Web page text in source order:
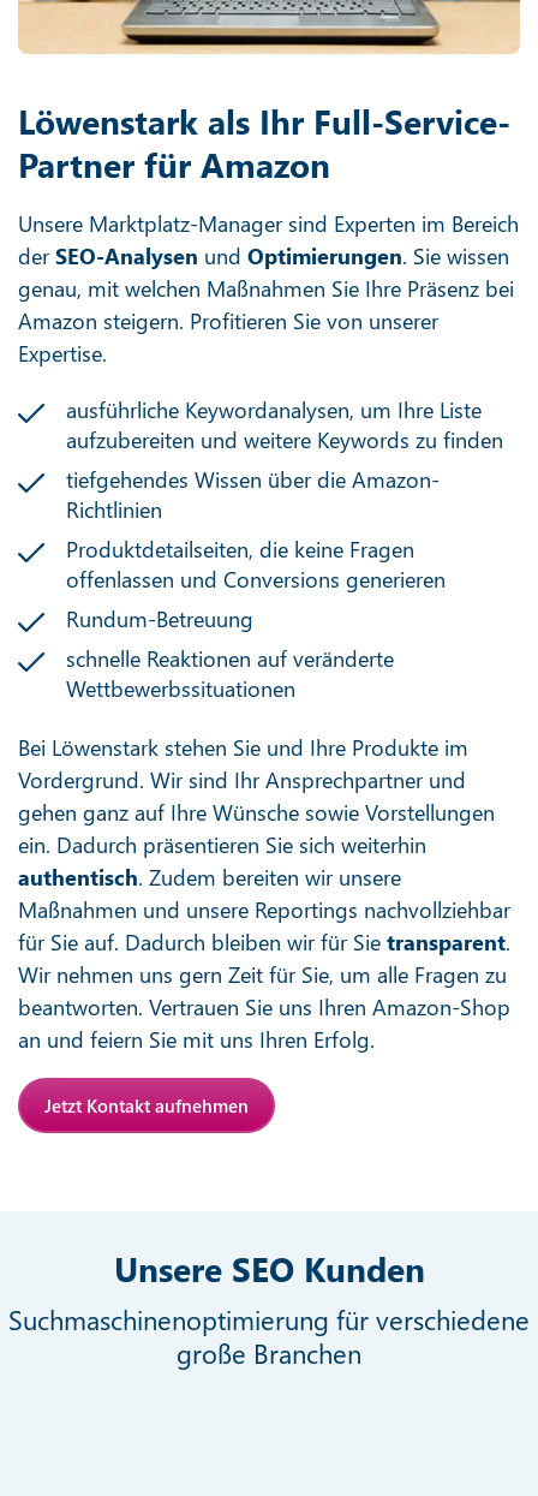
Löwenstark als Ihr Full-Service-
Partner für Amazon
Unsere Marktplatz-Manager sind Experten im Bereich
derSEO-Analysen undOptimierungen. Sie wissen
genau, mit welchen Maßnahmen Sie Ihre Präsenz bei
Amazon steigern. Profitieren Sie von unserer
Expertise.
ausführliche Keywordanalysen, um Ihre Liste
aufzubereiten und weitere Keywords zu finden
tiefgehendes Wissen über die Amazon-
Richtlinien
Produktdetailseiten, die keine Fragen
offenlassen und Conversions generieren
Rundum-Betreuung
schnelle Reaktionen auf veränderte
Wettbewerbssituationen
Bei Löwenstark stehen Sie und Ihre Produkte im
Vordergrund. Wir sind Ihr Ansprechpartner und
gehen ganz auf Ihre Wünsche sowie Vorstellungen
ein. Dadurch präsentieren Sie sich weiterhin
authentisch. Zudem bereiten wir unsere
Maßnahmen und unsere Reportings nachvollziehbar
für Sie auf. Dadurch bleiben wir für Sietransparent.
Wir nehmen uns gern Zeit für Sie, um alle Fragen zu
beantworten. Vertrauen Sie uns Ihren Amazon-Shop
an und feiern Sie mit uns Ihren Erfolg.
Jetzt Kontakt aufnehmen
Unsere SEO Kunden
Suchmaschinenoptimierung für verschiedene
große Branchen